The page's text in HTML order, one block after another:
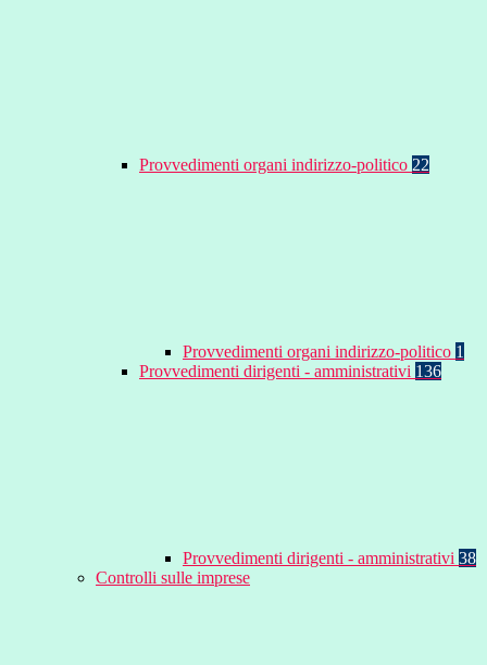
Provvedimenti organi indirizzo-politico 22
Provvedimenti organi indirizzo-politico 1
Provvedimenti dirigenti - amministrativi 136
Provvedimenti dirigenti - amministrativi 38
Controlli sulle imprese